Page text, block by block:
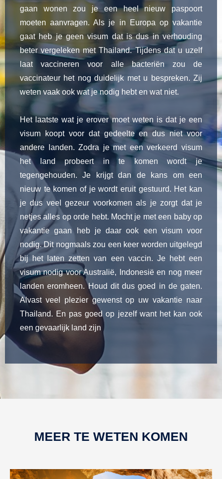
gaan wonen zou je een heel nieuw paspoort
moeten aanvragen. Als je in Europa op vakantie
gaat heb je geen visum dat is dus in verhouding
beter vergeleken met Thailand. Tijdens dat u uzelf
laat vaccineren voor alle bacteriën zou de
vaccinateur het nog duidelijk met u bespreken. Zij
weten vaak ook wat je nodig hebt en wat niet.
Het laatste wat je erover moet weten is dat je een
visum koopt voor dat gedeelte en dus niet voor
andere landen. Zodra je met een verkeerd visum
het land probeert in te komen wordt je
tegengehouden. Je krijgt dan de kans om een
nieuw te komen of je wordt eruit gestuurd. Het kan
je dus veel gezeur voorkomen als je zorgt dat je
netjes alles op orde hebt. Mocht je met een baby op
vakantie gaan heb je daar ook een visum voor
nodig. Dit nogmaals zou een keer worden uitgelegd
bij het laten zetten van een vaccin. Je hebt een
visum nodig voor Australië, Indonesië en nog meer
landen eromheen. Houd dit dus goed in de gaten.
Alvast veel plezier gewenst op uw vakantie naar
Thailand. En pas goed op jezelf want het kan ook
een gevaarlijk land zijn
MEER TE WETEN KOMEN